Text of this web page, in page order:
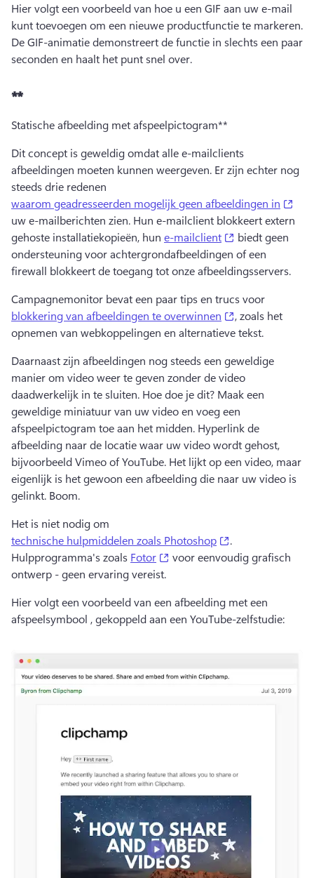
Hier volgt een voorbeeld van hoe u een GIF aan uw e-mail
De GIF-animatie demonstreert de functie in slechts een paar
seconden en haalt het punt snel over.
**
Statische afbeelding met afspeelpictogram**
Dit concept is geweldig omdat alle e-mailclients
afbeeldingen moeten kunnen weergeven. Er zijn echter nog
steeds drie redenen
waarom geadresseerden mogelijk geen afbeeldingen in
uw e-mailberichten zien. Hun e-mailclient blokkeert extern
gehoste installatiekopieën, hun e-mailclient (opens in a
biedt geen
ondersteuning voor achtergrondafbeeldingen of een
firewall blokkeert de toegang tot onze afbeeldingsservers.
Campagnemonitor bevat een paar tips en trucs voor
blokkering van afbeeldingen te overwinnen
(opens in a new
, zoals het
opnemen van webkoppelingen en alternatieve tekst.
Daarnaast zijn afbeeldingen nog steeds een geweldige
manier om video weer te geven zonder de video
daadwerkelijk in te sluiten. Hoe doe je dit? Maak een
geweldige miniatuur van uw video en voeg een
afspeelpictogram toe aan het midden. Hyperlink de
afbeelding naar de locatie waar uw video wordt gehost,
bijvoorbeeld Vimeo of YouTube. Het lijkt op een video, maar
eigenlijk is het gewoon een afbeelding die naar uw video is
gelinkt. Boom.
Het is niet nodig om
technische hulpmiddelen zoals Photoshop
(opens in a new
Hulpprogramma's zoals Fotor (opens in a new tab)
voor eenvoudig grafisch
ontwerp - geen ervaring vereist.
Hier volgt een voorbeeld van een afbeelding met een
afspeelsymbool , gekoppeld aan een YouTube-zelfstudie: